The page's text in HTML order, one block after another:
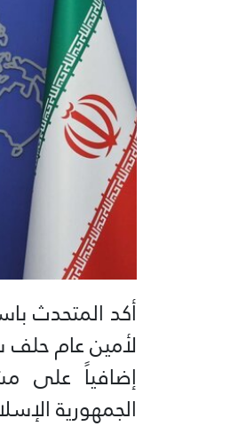
أكد المتحدث
لأمين عام حلف
إضافياً على
الجمهورية